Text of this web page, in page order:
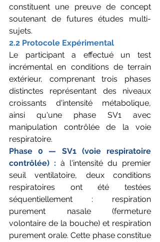
constituent une preuve de concept
soutenant de futures études multi-
sujets.
2.2 Protocole Expérimental
Le participant a effectué un test
incrémental en conditions de terrain
extérieur, comprenant trois phases
distinctes représentant des niveaux
croissants d'intensité métabolique,
ainsi qu'une phase SV1 avec
manipulation contrôlée de la voie
respiratoire.
Phase 0 — SV1 (voie respiratoire
contrôlée) : à l'intensité du premier
seuil ventilatoire, deux conditions
respiratoires ont été testées
séquentiellement : respiration
purement nasale (fermeture
volontaire de la bouche) et respiration
purement orale. Cette phase constitue